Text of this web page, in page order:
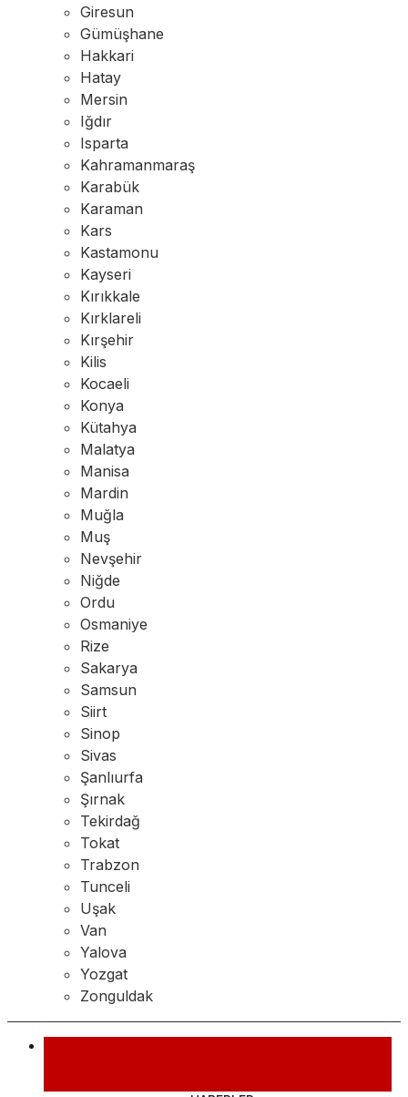
Giresun
Gümüşhane
Hakkari
Hatay
Mersin
Iğdır
Isparta
Kahramanmaraş
Karabük
Karaman
Kars
Kastamonu
Kayseri
Kırıkkale
Kırklareli
Kırşehir
Kilis
Kocaeli
Konya
Kütahya
Malatya
Manisa
Mardin
Muğla
Muş
Nevşehir
Niğde
Ordu
Osmaniye
Rize
Sakarya
Samsun
Siirt
Sinop
Sivas
Şanlıurfa
Şırnak
Tekirdağ
Tokat
Trabzon
Tunceli
Uşak
Van
Yalova
Yozgat
Zonguldak